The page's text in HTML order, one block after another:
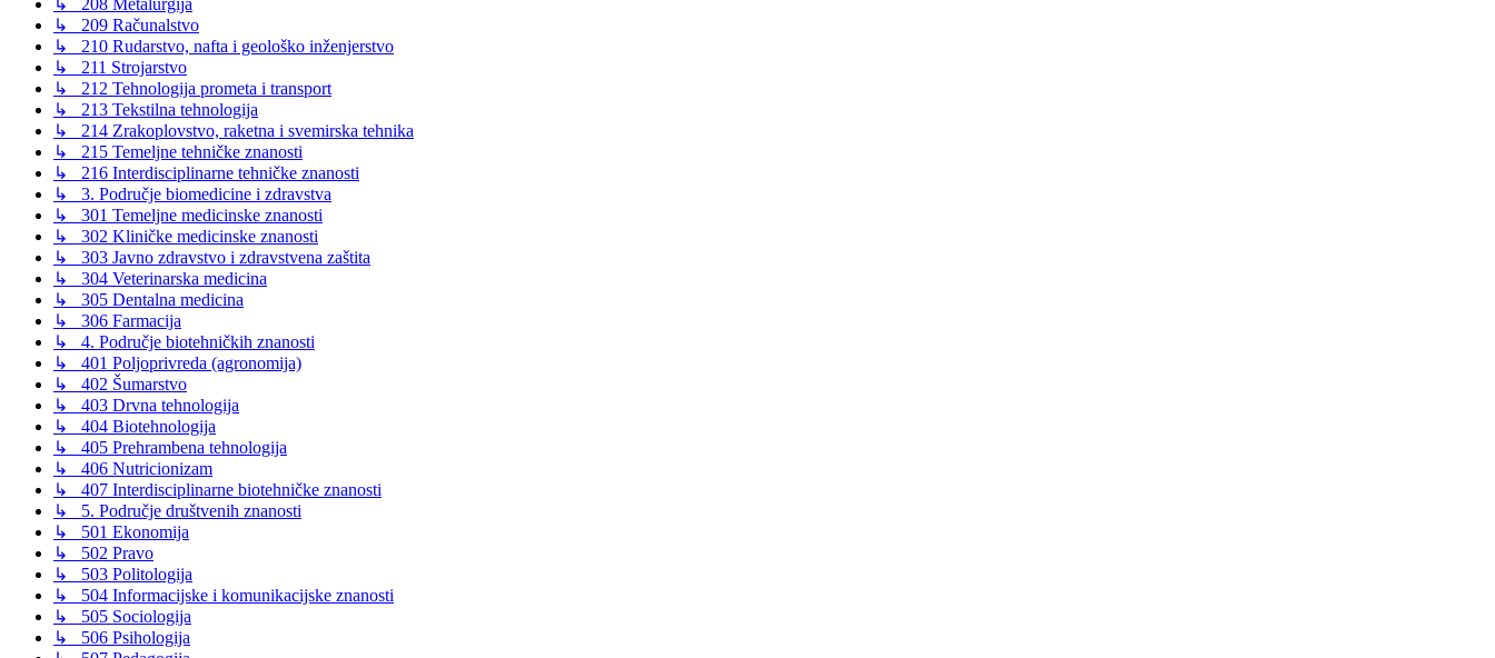
↳ 209 Računalstvo
↳ 210 Rudarstvo, nafta i geološko inženjerstvo
↳ 211 Strojarstvo
↳ 212 Tehnologija prometa i transport
↳ 213 Tekstilna tehnologija
↳ 214 Zrakoplovstvo, raketna i svemirska tehnika
↳ 215 Temeljne tehničke znanosti
↳ 216 Interdisciplinarne tehničke znanosti
↳ 3. Područje biomedicine i zdravstva
↳ 301 Temeljne medicinske znanosti
↳ 302 Kliničke medicinske znanosti
↳ 303 Javno zdravstvo i zdravstvena zaštita
↳ 304 Veterinarska medicina
↳ 305 Dentalna medicina
↳ 306 Farmacija
↳ 4. Područje biotehničkih znanosti
↳ 401 Poljoprivreda (agronomija)
↳ 402 Šumarstvo
↳ 403 Drvna tehnologija
↳ 404 Biotehnologija
↳ 405 Prehrambena tehnologija
↳ 406 Nutricionizam
↳ 407 Interdisciplinarne biotehničke znanosti
↳ 5. Područje društvenih znanosti
↳ 501 Ekonomija
↳ 502 Pravo
↳ 503 Politologija
↳ 504 Informacijske i komunikacijske znanosti
↳ 505 Sociologija
↳ 506 Psihologija